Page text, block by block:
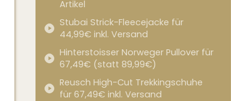
Artikel
Stubai Strick-Fleecejacke für
44,99€ inkl. Versand
Hinterstoisser Norweger Pullover für
67,49€ (statt 89,99€)
Reusch High-Cut Trekkingschuhe
für 67,49€ inkl. Versand